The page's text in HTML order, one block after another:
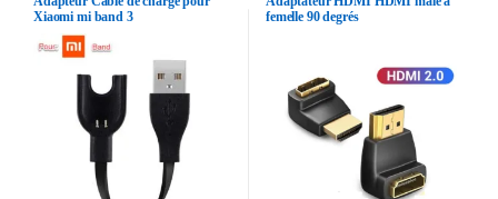
Xiaomi mi band 3
femelle 90 degrés